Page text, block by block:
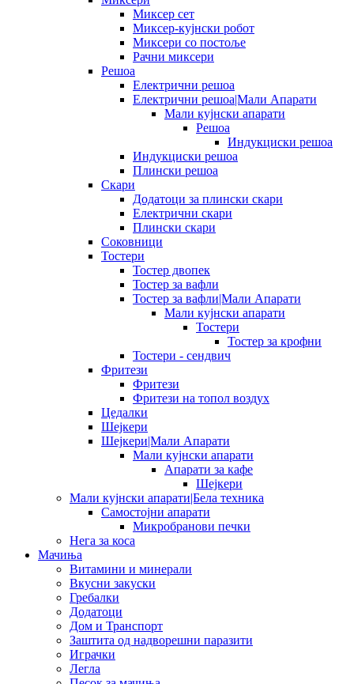
Миксер сет
Миксер-кујнски робот
Миксери со постоље
Рачни миксери
Решоа
Електрични решоа
Електрични решоа|Мали Апарати
Мали кујнски апарати
Решоа
Индукциски решоа
Индукциски решоа
Плински решоа
Скари
Додатоци за плински скари
Електрични скари
Плински скари
Соковници
Тостери
Тостер двопек
Тостер за вафли
Тостер за вафли|Мали Апарати
Мали кујнски апарати
Тостери
Тостер за крофни
Тостери - сендвич
Фритези
Фритези
Фритези на топол воздух
Цедалки
Шејкери
Шејкери|Мали Апарати
Мали кујнски апарати
Апарати за кафе
Шејкери
Мали кујнски апарати|Бела техника
Самостојни апарати
Микробранови печки
Нега за коса
Мачиња
Витамини и минерали
Вкусни закуски
Гребалки
Додатоци
Дом и Транспорт
Заштита од надворешни паразити
Играчки
Легла